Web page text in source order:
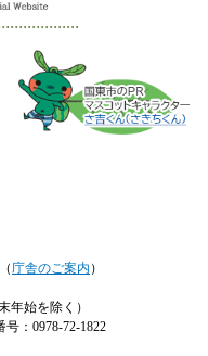
庁舎のご案内 ）
年始を除く）
号：0978-72-1822